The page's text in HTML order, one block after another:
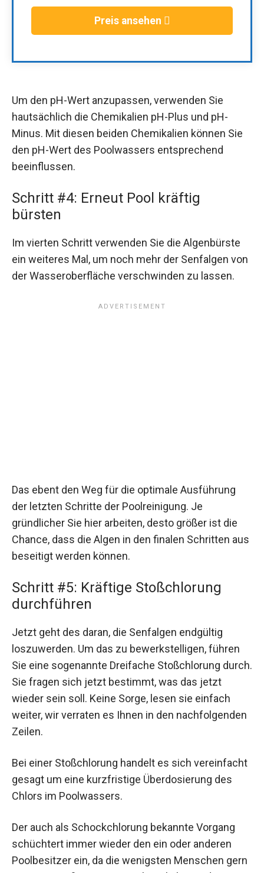
Preis ansehen
Um den pH-Wert anzupassen, verwenden Sie
hautsächlich die Chemikalien pH-Plus und pH-
Minus. Mit diesen beiden Chemikalien können Sie
den pH-Wert des Poolwassers entsprechend
beeinflussen.
Schritt #4: Erneut Pool kräftig
bürsten
Im vierten Schritt verwenden Sie die Algenbürste
ein weiteres Mal, um noch mehr der Senfalgen von
der Wasseroberfläche verschwinden zu lassen.
Das ebent den Weg für die optimale Ausführung
der letzten Schritte der Poolreinigung. Je
gründlicher Sie hier arbeiten, desto größer ist die
Chance, dass die Algen in den finalen Schritten aus
beseitigt werden können.
Schritt #5: Kräftige Stoßchlorung
durchführen
Jetzt geht des daran, die Senfalgen endgültig
loszuwerden. Um das zu bewerkstelligen, führen
Sie eine sogenannte Dreifache Stoßchlorung durch.
Sie fragen sich jetzt bestimmt, was das jetzt
wieder sein soll. Keine Sorge, lesen sie einfach
weiter, wir verraten es Ihnen in den nachfolgenden
Zeilen.
Bei einer Stoßchlorung handelt es sich vereinfacht
gesagt um eine kurzfristige Überdosierung des
Chlors im Poolwassers.
Der auch als Schockchlorung bekannte Vorgang
schüchtert immer wieder den ein oder anderen
Poolbesitzer ein, da die wenigsten Menschen gern